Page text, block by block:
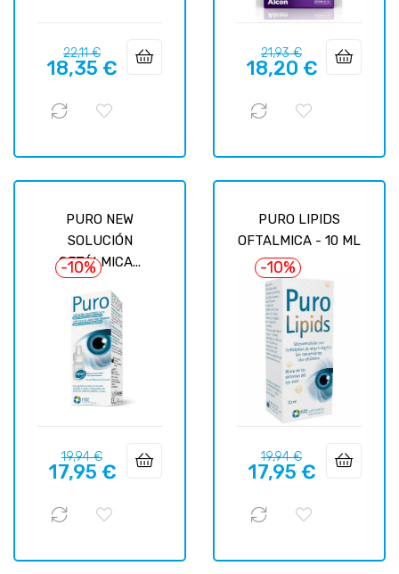
Precio
regular
22,11 €Precio
18,35 €
Precio
regular
21,93 €Precio
18,20 €
PURO NEW
SOLUCIÓN
OFTÁLMICA...
-10%
Precio
regular
19,94 €Precio
17,95 €
PURO LIPIDS
OFTALMICA - 10 ML
-10%
Precio
regular
19,94 €Precio
17,95 €